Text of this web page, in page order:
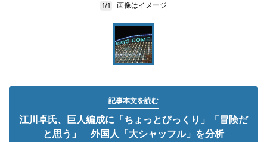
1/1 画像はイメージ
記事本文を読む
江川卓氏、巨人編成に「ちょっとびっくり」「冒険だ
と思う」 外国人「大シャッフル」を分析